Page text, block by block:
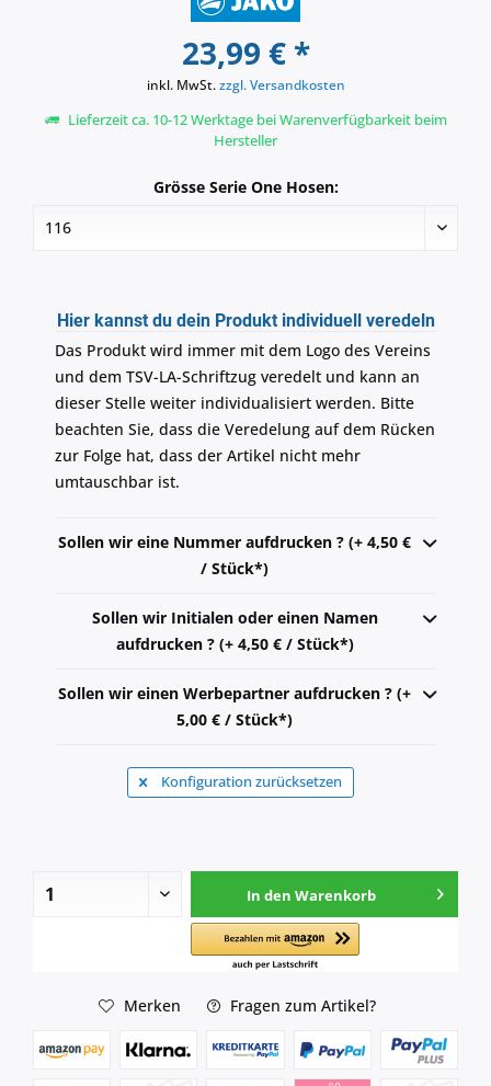
23,99 € *
inkl. MwSt.zzgl. Versandkosten
Lieferzeit ca. 10-12 Werktage bei Warenverfügbarkeit beim
Hersteller
Grösse Serie One Hosen:
Hier kannst du dein Produkt individuell veredeln
Das Produkt wird immer mit dem Logo des Vereins
und dem TSV-LA-Schriftzug veredelt und kann an
dieser Stelle weiter individualisiert werden. Bitte
beachten Sie, dass die Veredelung auf dem Rücken
zur Folge hat, dass der Artikel nicht mehr
umtauschbar ist.
Sollen wir eine Nummer aufdrucken ? (+ 4,50 €
/ Stück*)
Sollen wir Initialen oder einen Namen
aufdrucken ? (+ 4,50 € / Stück*)
Sollen wir einen Werbepartner aufdrucken ? (+
5,00 € / Stück*)
Konfiguration zurücksetzen
In den Warenkorb
Merken Fragen zum Artikel?